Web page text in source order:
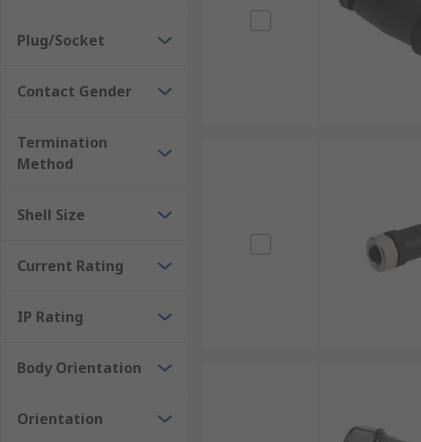
Plug/Socket
Contact Gender
Termination
Method
Shell Size
Current Rating
IP Rating
Body Orientation
Orientation